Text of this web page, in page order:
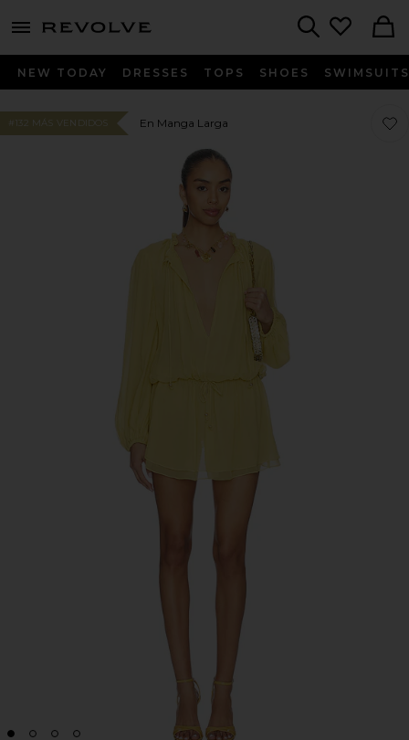
menu - shows more content
NEW TODAY DRESSES TOPS SHOES SWIMSUITS
#132 MÁS VENDIDOS En Manga Larga